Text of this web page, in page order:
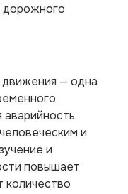
дорожного
— одна
аварийность
и
и
повышает
количество